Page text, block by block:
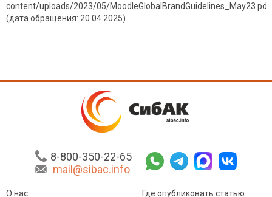
content/uploads/2023/05/MoodleGlobalBrandGuidelines_May23.pdf
(дата обращения: 20.04.2025).
8-800-350-22-65
mail@sibac.info
О нас
Где опубликовать статью